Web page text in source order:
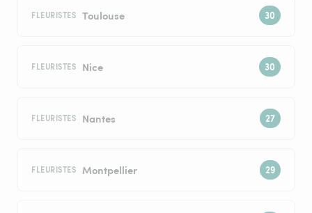
FLEURISTES Toulouse
FLEURISTES Nice
FLEURISTES Nantes
FLEURISTES Montpellier